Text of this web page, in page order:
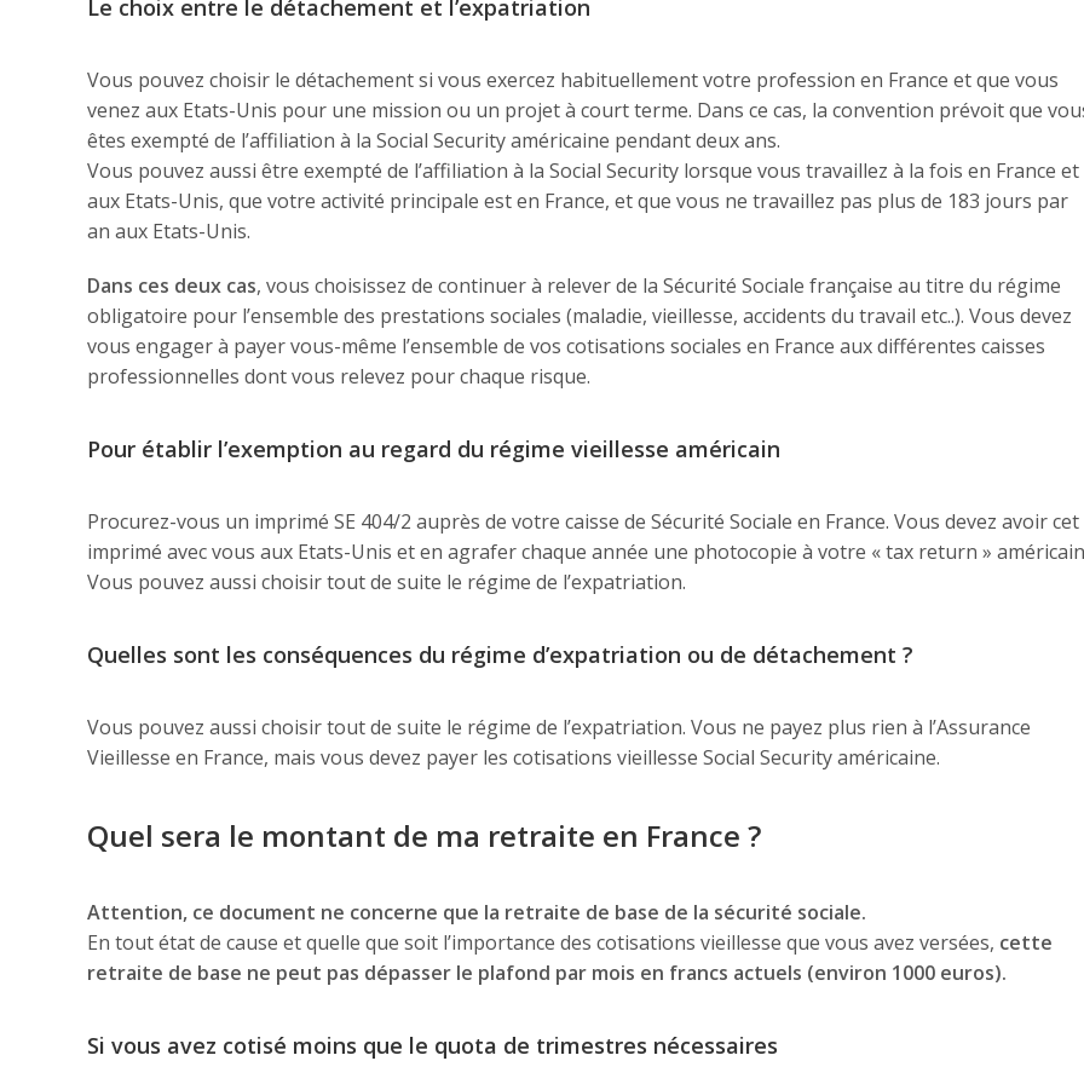
Le choix entre le détachement et l’expatriation
Vous pouvez choisir le détachement si vous exercez habituellement votre profession en France et que vous
venez aux Etats-Unis pour une mission ou un projet à court terme. Dans ce cas, la convention prévoit que
êtes exempté de l’affiliation à la Social Security américaine pendant deux ans.
Vous pouvez aussi être exempté de l’affiliation à la Social Security lorsque vous travaillez à la fois en France et
aux Etats-Unis, que votre activité principale est en France, et que vous ne travaillez pas plus de 183 jours par
an aux Etats-Unis.
Dans ces deux cas, vous choisissez de continuer à relever de la Sécurité Sociale française au titre du régime
obligatoire pour l’ensemble des prestations sociales (maladie, vieillesse, accidents du travail etc..). Vous devez
vous engager à payer vous-même l’ensemble de vos cotisations sociales en France aux différentes caisses
professionnelles dont vous relevez pour chaque risque.
Pour établir l’exemption au regard du régime vieillesse américain
Procurez-vous un imprimé SE 404/2 auprès de votre caisse de Sécurité Sociale en France. Vous devez avoir cet
imprimé avec vous aux Etats-Unis et en agrafer chaque année une photocopie à votre « tax return »
Vous pouvez aussi choisir tout de suite le régime de l’expatriation.
Quelles sont les conséquences du régime d’expatriation ou de détachement ?
Vous pouvez aussi choisir tout de suite le régime de l’expatriation. Vous ne payez plus rien à l’Assurance
Vieillesse en France, mais vous devez payer les cotisations vieillesse Social Security américaine.
Quel sera le montant de ma retraite en France ?
Attention, ce document ne concerne que la retraite de base de la sécurité sociale.
En tout état de cause et quelle que soit l’importance des cotisations vieillesse que vous avez versées, cette
retraite de base ne peut pas dépasser le plafond par mois en francs actuels (environ 1000 euros).
Si vous avez cotisé moins que le quota de trimestres nécessaires